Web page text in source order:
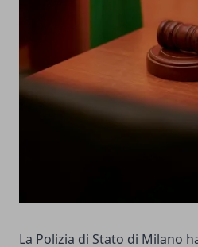
La Polizia di Stato di Milano